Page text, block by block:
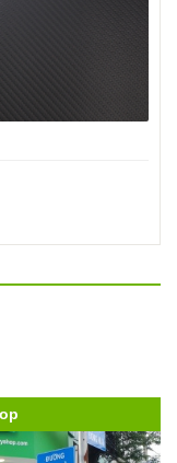
Like Carbon iPhone
- không lẹm góc